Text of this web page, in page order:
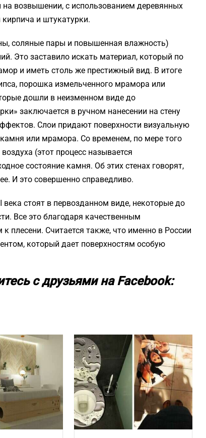
возвышении, с использованием деревянных
и штукатурки.
соляные пары и повышенная влажность)
Это заставило искать материал, который по
и иметь столь же престижный вид. В итоге
порошка измельченного мрамора или
дошли в неизменном виде до
заключается в ручном нанесении на стену
Слои придают поверхности визуальную
камня или мрамора. Со временем, по мере того
(этот процесс называется
состояние камня. Об этих стенах говорят,
И это совершенно справедливо.
стоят в первозданном виде, некоторые до
Все это благодаря качественным
плесени. Считается также, что именно в России
который дает поверхностям особую
с друзьями на Facebook: